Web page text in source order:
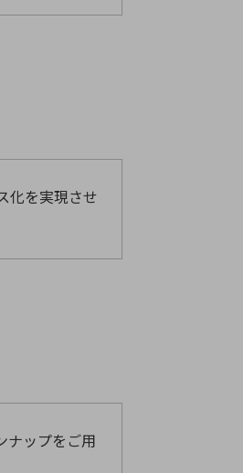
化を実現させ
ナップをご用